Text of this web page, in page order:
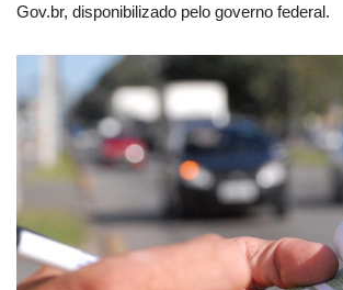
Gov.br, disponibilizado pelo governo federal.